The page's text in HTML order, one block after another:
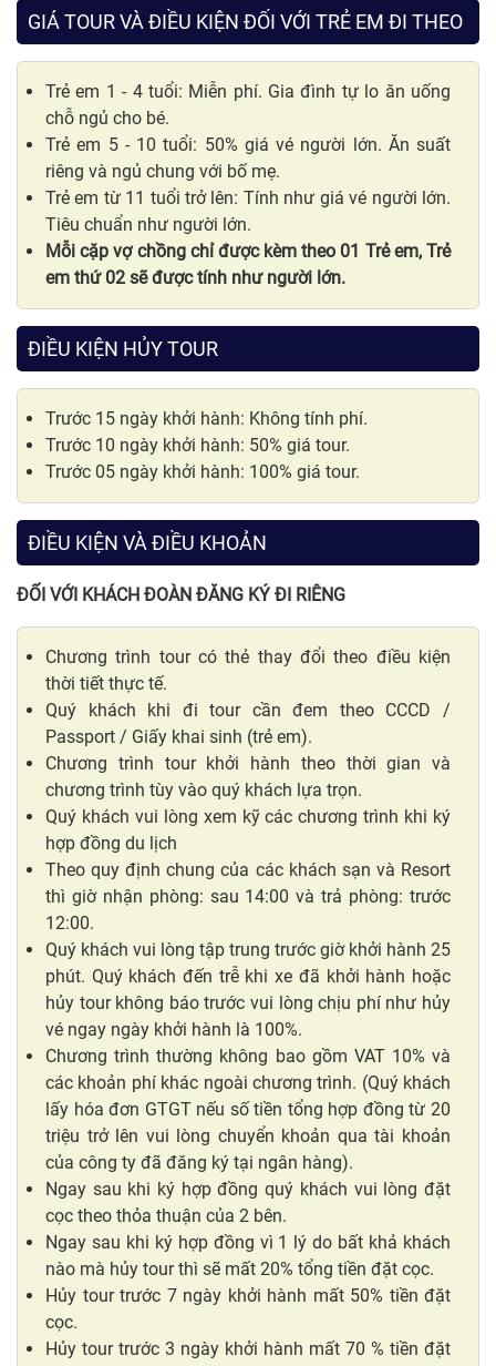
GIÁ TOUR VÀ ĐIỀU KIỆN ĐỐI VỚI TRẺ EM ĐI THEO
Trẻ em 1 - 4 tuổi: Miễn phí. Gia đình tự lo ăn uống
chỗ ngủ cho bé.
Trẻ em 5 - 10 tuổi: 50% giá vé người lớn. Ăn suất
riêng và ngủ chung với bố mẹ.
Trẻ em từ 11 tuổi trở lên: Tính như giá vé người lớn.
Tiêu chuẩn như người lớn.
Mỗi cặp vợ chồng chỉ được kèm theo 01 Trẻ em, Trẻ
em thứ 02 sẽ được tính như người lớn.
ĐIỀU KIỆN HỦY TOUR
Trước 15 ngày khởi hành: Không tính phí.
Trước 10 ngày khởi hành: 50% giá tour.
Trước 05 ngày khởi hành: 100% giá tour.
ĐIỀU KIỆN VÀ ĐIỀU KHOẢN
ĐỐI VỚI KHÁCH ĐOÀN ĐĂNG KÝ ĐI RIÊNG
Chương trình tour có thẻ thay đổi theo điều kiện
thời tiết thực tế.
Quý khách khi đi tour cần đem theo CCCD /
Passport / Giấy khai sinh (trẻ em).
Chương trình tour khởi hành theo thời gian và
chương trình tùy vào quý khách lựa trọn.
Quý khách vui lòng xem kỹ các chương trình khi ký
hợp đồng du lịch
Theo quy định chung của các khách sạn và Resort
thì giờ nhận phòng: sau 14:00 và trả phòng: trước
12:00.
Quý khách vui lòng tập trung trước giờ khởi hành 25
phút. Quý khách đến trễ khi xe đã khởi hành hoặc
hủy tour không báo trước vui lòng chịu phí như hủy
vé ngay ngày khởi hành là 100%.
Chương trình thường không bao gồm VAT 10% và
các khoản phí khác ngoài chương trình. (Quý khách
lấy hóa đơn GTGT nếu số tiền tổng hợp đồng từ 20
triệu trở lên vui lòng chuyển khoản qua tài khoản
của công ty đã đăng ký tại ngân hàng).
Ngay sau khi ký hợp đồng quý khách vui lòng đặt
cọc theo thỏa thuận của 2 bên.
Ngay sau khi ký hợp đồng vì 1 lý do bất khả khách
nào mà hủy tour thì sẽ mất 20% tổng tiền đặt cọc.
Hủy tour trước 7 ngày khởi hành mất 50% tiền đặt
cọc.
Hủy tour trước 3 ngày khởi hành mất 70 % tiền đặt